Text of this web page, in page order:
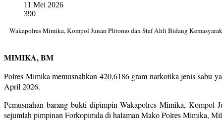
11 Mei 2026
390
Wakapolres Mimika, Kompol Junan Plitomo dan Staf Ahli Bidang
MIMIKA, BM
Polres Mimika memusnahkan 420,6186 gram narkotika jenis sabu
April 2026.
Pemusnahan barang bukti dipimpin Wakapolres Mimika, Kompol
sejumlah pimpinan Forkopimda di halaman Mako Polres Mimika,